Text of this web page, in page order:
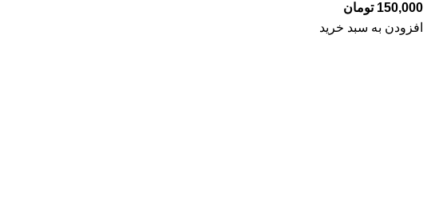
150,000 تومان
افزودن به سبد خرید